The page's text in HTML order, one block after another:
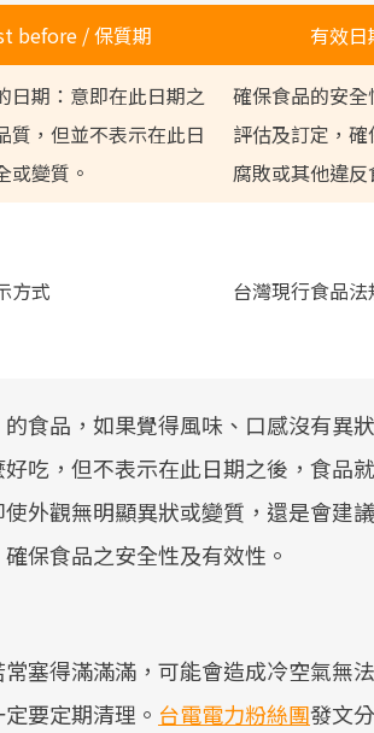
before / 保質期 有效
日期：意即在此日期之
質，但並不表示在此日
或變質。
確保食品的安
評估及訂定，
腐敗或其他違反
方式 台灣現行食品
食品，如果覺得風味、口感沒有異
吃，但不表示在此日期之後，食品
使外觀無明顯異狀或變質，還是會建
保食品之安全性及有效性。
塞得滿滿滿，可能會造成冷空氣無
要定期清理。 台電電力粉絲團發文